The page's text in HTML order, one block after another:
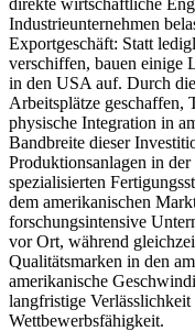
Industrieunternehmen
Exportgeschäft: Statt
verschiffen, bauen einige
in den USA auf. Durch
Arbeitsplätze geschaffen,
physische Integration in
Bandbreite dieser
Produktionsanlagen in
spezialisierten
dem amerikanischen
forschungsintensive
vor Ort, während
Qualitätsmarken in den
amerikanische
langfristige
Wettbewerbsfähigkeit.